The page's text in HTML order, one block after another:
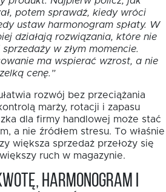
potem sprawdź, kiedy wróci
ustaw harmonogram spłaty. W
działają rozwiązania, które nie
w złym momencie.
ma wspierać wzrost, a nie
cenę.”
rozwój bez przeciążania
marży, rotacji i zapasu
dla firmy handlowej może stać
a nie źródłem stresu. To właśnie
większa sprzedaż przełoży się
ruch w magazynie.
harmonogram i